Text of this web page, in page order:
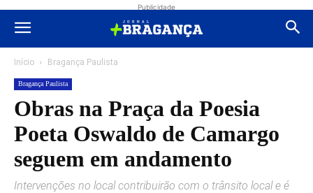
Publicidade
Início Bragança Paulista
Bragança Paulista
Obras na Praça da Poesia
Poeta Oswaldo de Camargo
seguem em andamento
Intervenções no local contribuirão com o trânsito local e é